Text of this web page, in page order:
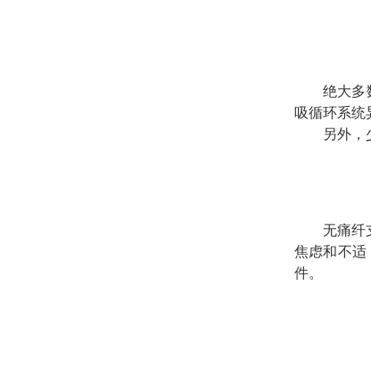
绝大多
吸循环系统
另外，
无痛纤
焦虑和不适
件。